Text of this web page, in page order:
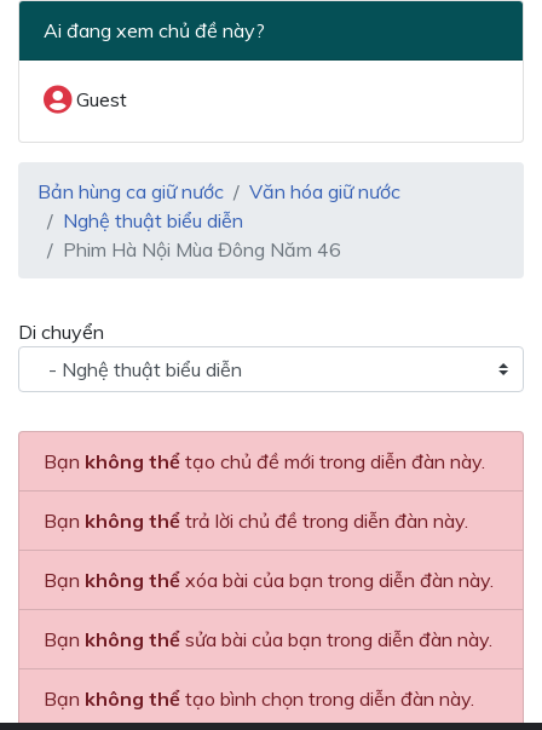
Ai đang xem chủ đề này?
Guest
Bản hùng ca giữ nước
Văn hóa giữ nước
Nghệ thuật biểu diễn
Phim Hà Nội Mùa Đông Năm 46
Di chuyển
Bạn không thể tạo chủ đề mới trong diễn đàn này.
Bạn không thể trả lời chủ đề trong diễn đàn này.
Bạn không thể xóa bài của bạn trong diễn đàn này.
Bạn không thể sửa bài của bạn trong diễn đàn này.
Bạn không thể tạo bình chọn trong diễn đàn này.